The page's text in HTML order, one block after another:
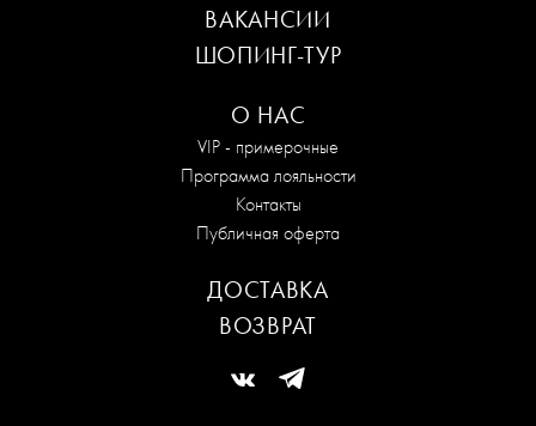
О НАС
VIP - примерочные
Программа лояльности
Контакты
Публичная оферта
ВАКАНСИИ
ШОПИНГ-ТУР
ДОСТАВКА
ВОЗВРАТ